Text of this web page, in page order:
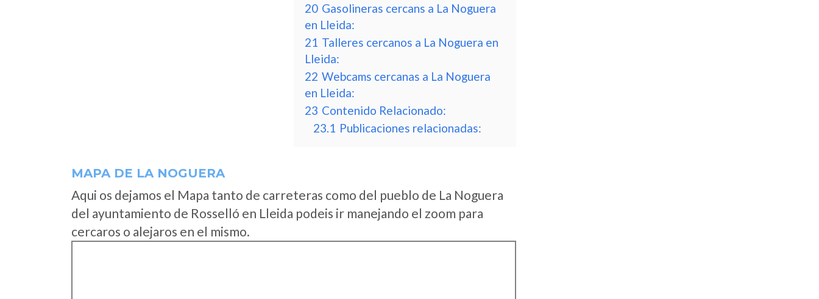
20 Gasolineras cercans a La Noguera
en Lleida:
21 Talleres cercanos a La Noguera en
Lleida:
22 Webcams cercanas a La Noguera
en Lleida:
23 Contenido Relacionado:
23.1 Publicaciones relacionadas:
MAPA DE LA NOGUERA
Aqui os dejamos el Mapa tanto de carreteras como del pueblo de La Noguera
del ayuntamiento de Rosselló en Lleida podeis ir manejando el zoom para
cercaros o alejaros en el mismo.